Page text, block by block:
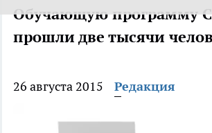
Обучающую программу
прошли две тысячи
26 августа 2015 Редакция